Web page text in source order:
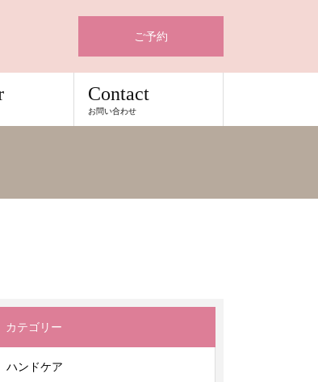
ご予約
Contact
お問い合わせ
カテゴリー
ハンドケア